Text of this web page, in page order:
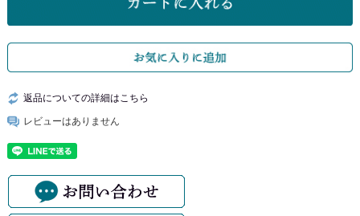
返品についての詳細はこちら
レビューはありません